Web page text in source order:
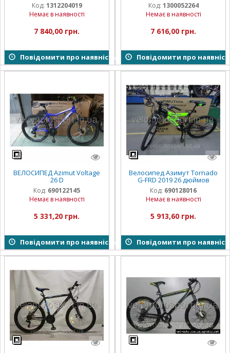
Код: 1312204019
Немає в наявності
7 840,00 грн.
Повідомити про наявність
Код: 1300052264
Немає в наявності
7 616,00 грн.
Повідомити про
ВЕЛОСИПЕД Azimut Voltage
26 D
Код: 690122145
Немає в наявності
5 331,20 грн.
Повідомити про наявність
Велосипед Азимут Tornado
G-FRD 2019 26 дюймов
Код: 690128016
Немає в наявності
5 913,60 грн.
Повідомити про